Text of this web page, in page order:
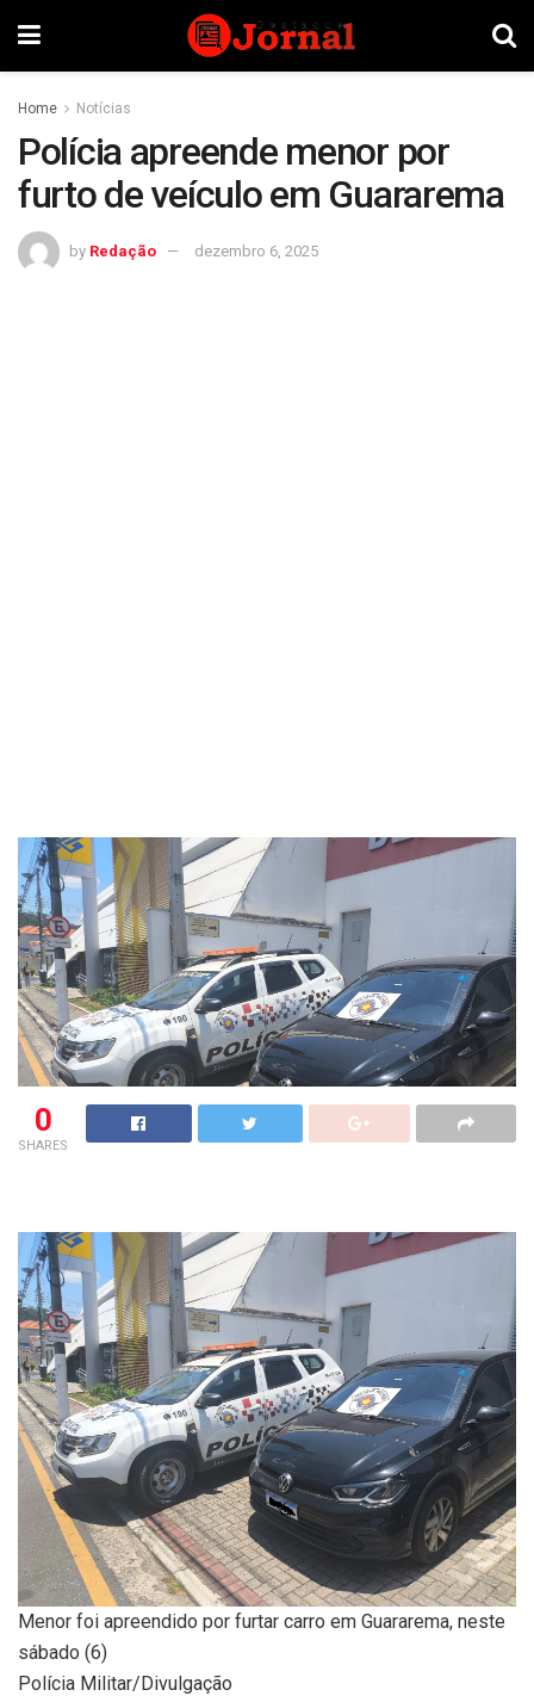
Home Notícias
Polícia apreende menor por
furto de veículo em Guararema
by Redação dezembro 6, 2025
0
SHARES
Menor foi apreendido por furtar carro em Guararema, neste
sábado (6)
Polícia Militar/Divulgação